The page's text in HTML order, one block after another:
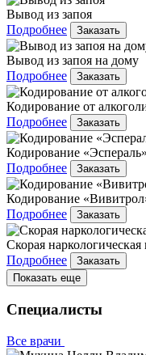
Вывод из запоя
Подробнее
Заказать
Вывод из запоя на дому
Подробнее
Заказать
Кодирование от
Подробнее
Заказать
Кодирование «Эспераль»
Подробнее
Заказать
Кодирование
Подробнее
Заказать
Скорая
Подробнее
Заказать
Показать еще
Специалисты
Все врачи